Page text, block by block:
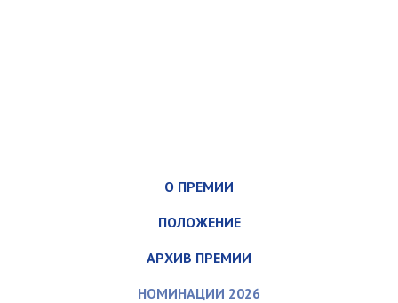
О ПРЕМИИ
ПОЛОЖЕНИЕ
АРХИВ ПРЕМИИ
НОМИНАЦИИ 2026